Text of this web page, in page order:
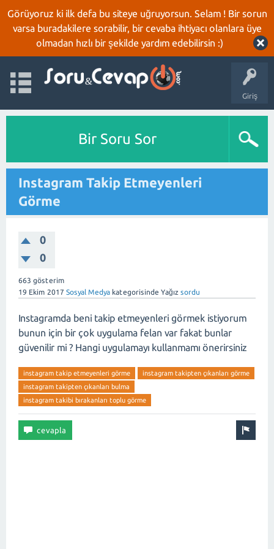
Görüyoruz ki ilk defa bu siteye uğruyorsun. Selam ! Bir sorun
varsa buradakilere sorabilir, bir cevaba ihtiyacı olanlara üye
olmadan hızlı bir şekilde yardım edebilirsin :)
Giriş
Bir Soru Sor
Instagram Takip Etmeyenleri
Görme
0
0
663 gösterim
19 Ekim 2017 Sosyal Medya kategorisinde Yağız sordu
Instagramda beni takip etmeyenleri görmek istiyorum
bunun için bir çok uygulama felan var fakat bunlar
güvenilir mi ? Hangi uygulamayı kullanmamı önerirsiniz
instagram takip etmeyenleri görme
instagram takipten çıkanları görme
instagram takipten çıkanları bulma
instagram takibi bırakanları toplu görme